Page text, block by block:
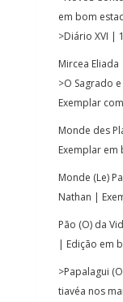
em bom
>Diário XVI |
Mircea Eliada
>O Sagrado
Exemplar
Monde des
Exemplar
Monde (Le)
Nathan |
Pão (O) da
| Edição em
>Papalagui
tiavéa nos